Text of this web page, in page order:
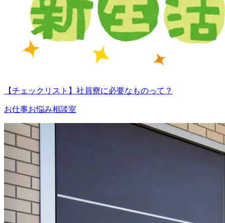
【チェックリスト】社員寮に必要なものって？
お仕事お悩み相談室